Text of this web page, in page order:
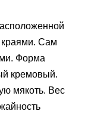
краями. Сам
Форма
кремовый.
мякоть. Вес